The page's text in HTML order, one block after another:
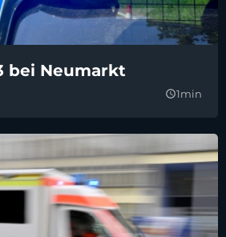
bei Neumarkt
query_builder1min